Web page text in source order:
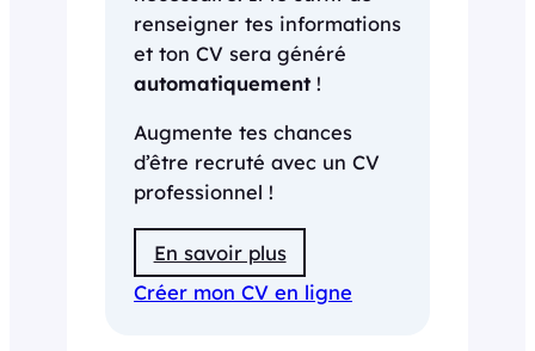
renseigner tes informations
et ton CV sera généré
automatiquement!
Augmente tes chances
d’être recruté avec un CV
professionnel !
En savoir plus
Créer mon CV en ligne